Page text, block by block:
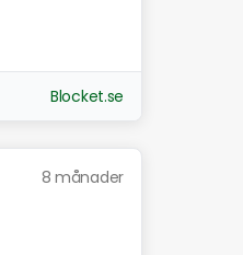
Blocket.se
8 månader